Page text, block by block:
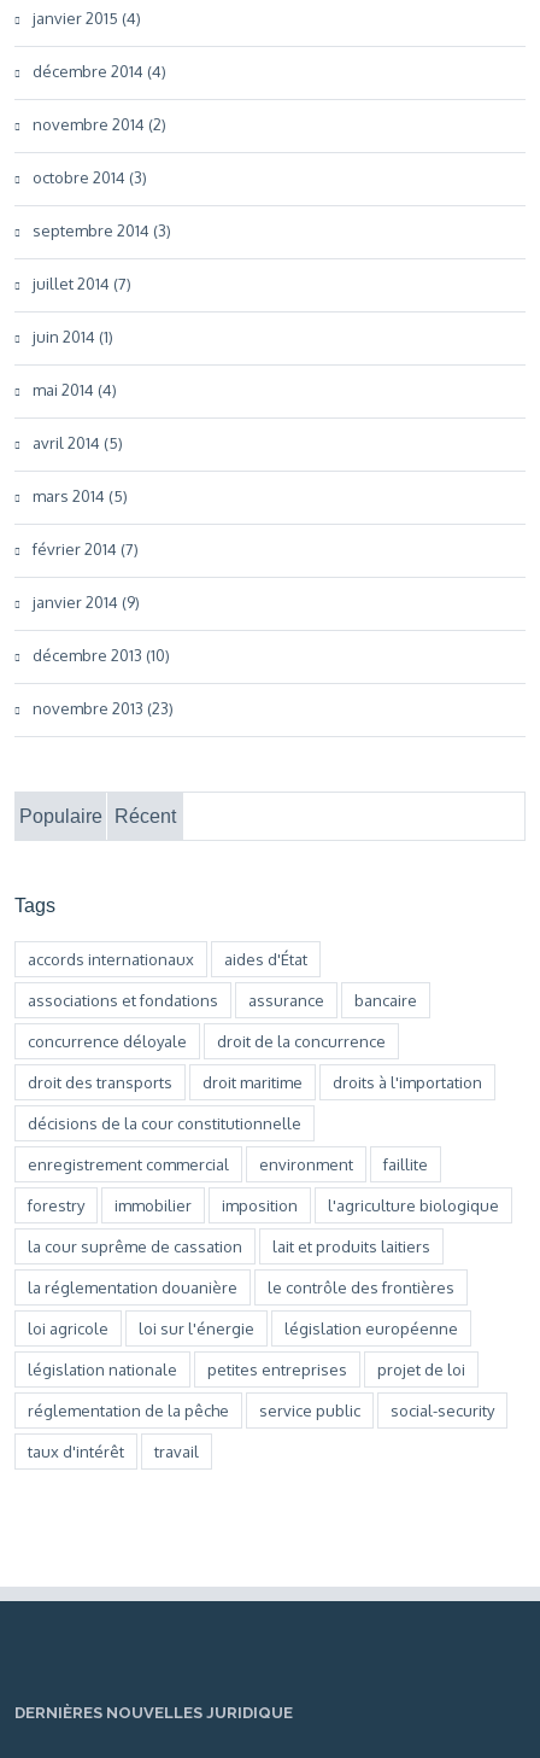
janvier 2015 (4)
décembre 2014 (4)
novembre 2014 (2)
octobre 2014 (3)
septembre 2014 (3)
juillet 2014 (7)
juin 2014 (1)
mai 2014 (4)
avril 2014 (5)
mars 2014 (5)
février 2014 (7)
janvier 2014 (9)
décembre 2013 (10)
novembre 2013 (23)
Populaire Récent
Tags
accords internationaux aides d'État
associations et fondations assurance bancaire
concurrence déloyale droit de la concurrence
droit des transports droit maritime droits à l'importation
décisions de la cour constitutionnelle
enregistrement commercial environment faillite
forestry immobilier imposition l'agriculture biologique
la cour suprême de cassation lait et produits laitiers
la réglementation douanière le contrôle des frontières
loi agricole loi sur l'énergie législation européenne
législation nationale petites entreprises projet de loi
réglementation de la pêche service public social-security
taux d'intérêt travail
DERNIÈRES NOUVELLES JURIDIQUE